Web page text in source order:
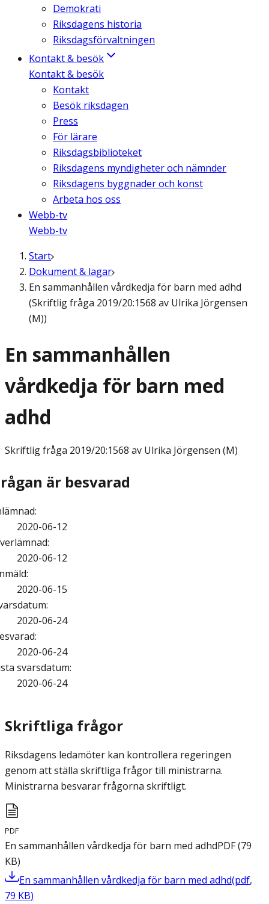
Demokrati
Riksdagens historia
Riksdagsförvaltningen
Kontakt & besök
Kontakt & besök
Kontakt
Besök riksdagen
Press
För lärare
Riksdagsbiblioteket
Riksdagens myndigheter och nämnder
Riksdagens byggnader och konst
Arbeta hos oss
Webb-tv
Webb-tv
Start
Dokument & lagar
En sammanhållen vårdkedja för barn med adhd
(Skriftlig fråga 2019/20:1568 av Ulrika Jörgensen
(M))
En sammanhållen
vårdkedja för barn med
adhd
Skriftlig fråga 2019/20:1568 av Ulrika Jörgensen (M)
är besvarad
:
2020-06-12
:
2020-06-12
:
2020-06-15
:
2020-06-24
:
2020-06-24
svarsdatum:
2020-06-24
Skriftliga frågor
Riksdagens ledamöter kan kontrollera regeringen
genom att ställa skriftliga frågor till ministrarna.
Ministrarna besvarar frågorna skriftligt.
PDF
En sammanhållen vårdkedja för barn med adhdPDF(79
KB)
En sammanhållen vårdkedja för barn med adhd(pdf,
79 KB)